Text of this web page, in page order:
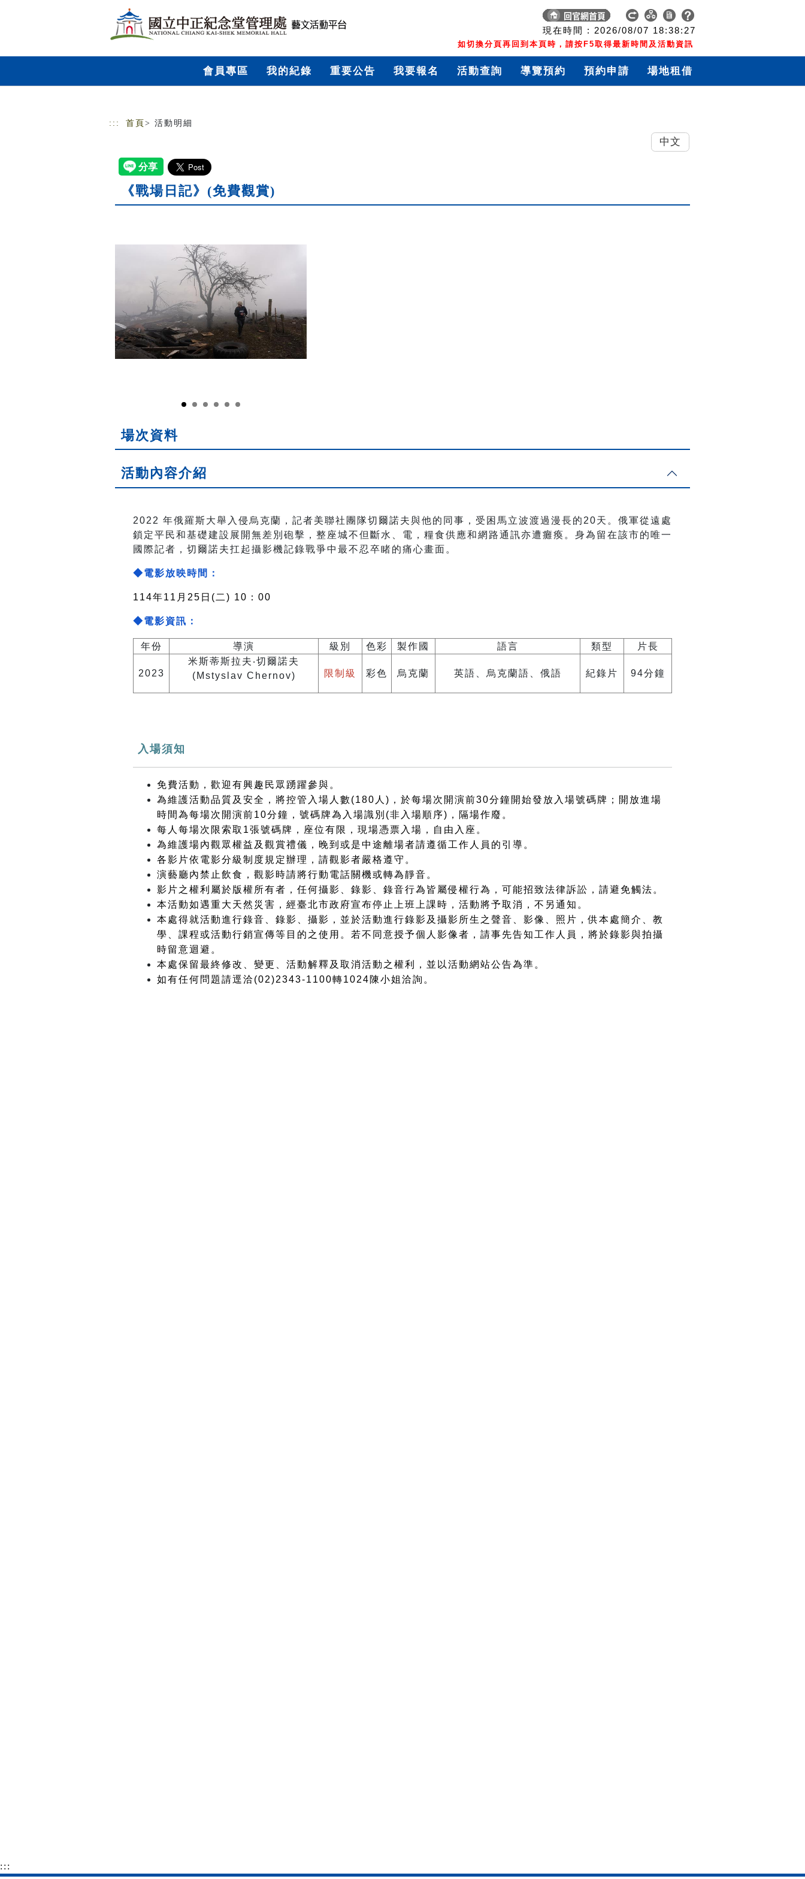
現在時間 : 2026/08/07 18:38:27
如切換分頁再回到本頁時，請按F5取得最新時間及活動資訊
會員專區 我的紀錄 重要公告 我要報名 活動查詢 導覽預約 預約申請 場地租借
::: 首頁 > 活動明細
《戰場日記》(免費觀賞)
場次資料
活動內容介紹
2022 年俄羅斯大舉入侵烏克蘭，記者美聯社團隊切爾諾夫與他的同事，受困馬立波渡過漫長的20天。俄軍從遠處
鎖定平民和基礎建設展開無差別砲擊，整座城不但斷水、電，糧食供應和網路通訊亦遭癱瘓。身為留在該市的唯一
國際記者，切爾諾夫扛起攝影機記錄戰爭中最不忍卒睹的痛心畫面。
◆電影放映時間：
114年11月25日(二) 10：00
◆電影資訊：
年份 導演 級別 色彩 製作國 語言 類型 片長
2023
米斯蒂斯拉夫‧切爾諾夫
(Mstyslav Chernov)
限制級 彩色 烏克蘭 英語、烏克蘭語、俄語 紀錄片 94分鐘
入場須知
免費活動，歡迎有興趣民眾踴躍參與。
為維護活動品質及安全，將控管入場人數(180人)，於每場次開演前30分鐘開始發放入場號碼牌；開放進場
時間為每場次開演前10分鐘，號碼牌為入場識別(非入場順序)，隔場作廢。
每人每場次限索取1張號碼牌，座位有限，現場憑票入場，自由入座。
為維護場內觀眾權益及觀賞禮儀，晚到或是中途離場者請遵循工作人員的引導。
各影片依電影分級制度規定辦理，請觀影者嚴格遵守。
演藝廳內禁止飲食，觀影時請將行動電話關機或轉為靜音。
影片之權利屬於版權所有者，任何攝影、錄影、錄音行為皆屬侵權行為，可能招致法律訴訟，請避免觸法。
本活動如遇重大天然災害，經臺北市政府宣布停止上班上課時，活動將予取消，不另通知。
本處得就活動進行錄音、錄影、攝影，並於活動進行錄影及攝影所生之聲音、影像、照片，供本處簡介、教
學、課程或活動行銷宣傳等目的之使用。若不同意授予個人影像者，請事先告知工作人員，將於錄影與拍攝
時留意迴避。
本處保留最終修改、變更、活動解釋及取消活動之權利，並以活動網站公告為準。
如有任何問題請逕洽(02)2343-1100轉1024陳小姐洽詢。
:::